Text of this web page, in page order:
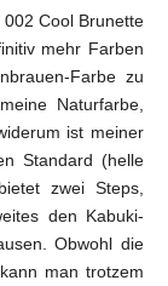
Cool Brunette
mehr Farben
Farbe zu
Naturfarbe,
ist meiner
Standard (helle
zwei Steps,
den Kabuki-
Obwohl die
man trotzem